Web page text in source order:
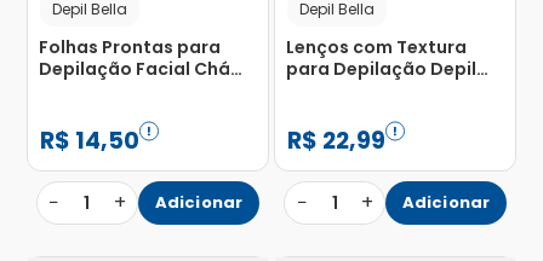
Depil Bella
Folhas Prontas para
Depilação Facial Chá
R$ 14,50
− 1 + Adicionar
Depil Bella
Lenços com Textura
para Depilação Depil
R$ 22,99
− 1 + Adicionar